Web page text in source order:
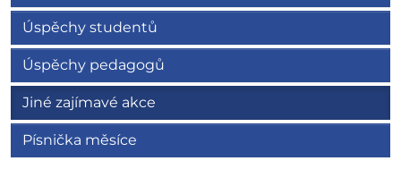
Úspěchy studentů
Úspěchy pedagogů
Jiné zajímavé akce
Písnička měsíce